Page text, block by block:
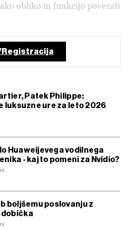
obliko in funkcijo povezati
Patek Philippe:
luksuzne ure za leto 2026
Huaweijevega vodilnega
- kaj to pomeni za Nvidio?
boljšemu poslovanju z
dobička